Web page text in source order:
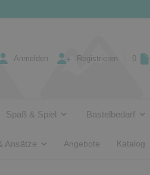
Anmelden Registrieren 0
Spaß & Spiel Bastelbedarf
Ansätze Angebote Katalog